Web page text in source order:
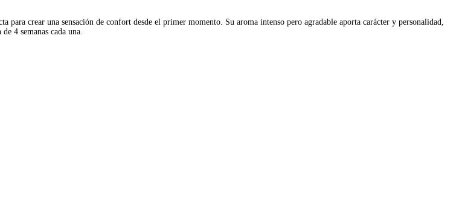
crear una sensación de confort desde el primer momento. Su aroma intenso pero agradable aporta carácter y personalidad,
4 semanas cada una.